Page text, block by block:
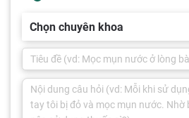
Chọn chuyên khoa